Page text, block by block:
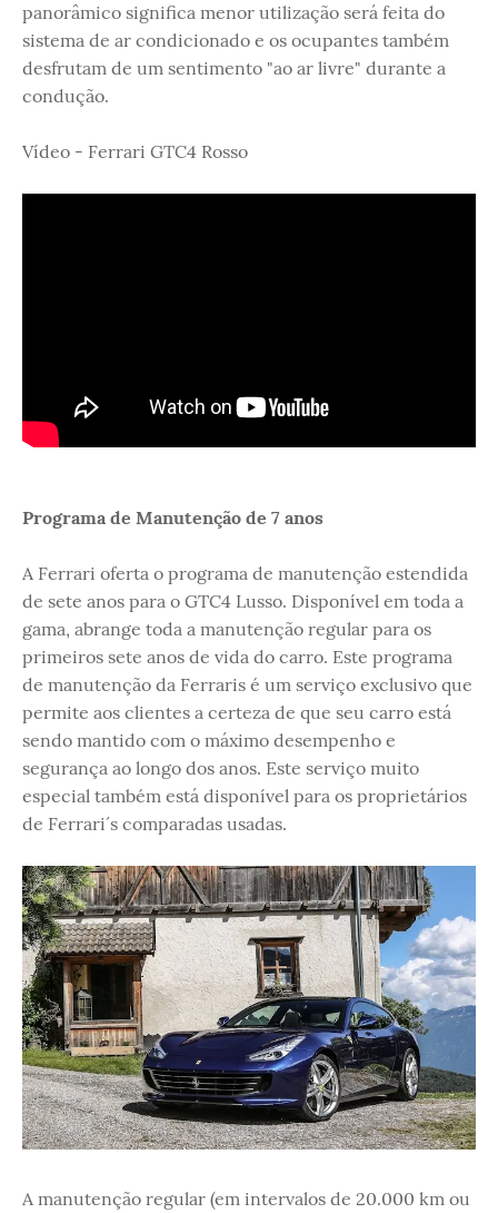
panorâmico significa menor utilização será feita do
sistema de ar condicionado e os ocupantes também
desfrutam de um sentimento "ao ar livre" durante a
condução.
Vídeo - Ferrari GTC4 Rosso
Programa de Manutenção de 7 anos
A Ferrari oferta o programa de manutenção estendida
de sete anos para o GTC4 Lusso. Disponível em toda a
gama, abrange toda a manutenção regular para os
primeiros sete anos de vida do carro. Este programa
de manutenção da Ferraris é um serviço exclusivo que
permite aos clientes a certeza de que seu carro está
sendo mantido com o máximo desempenho e
segurança ao longo dos anos. Este serviço muito
especial também está disponível para os proprietários
de Ferrari´s comparadas usadas.
A manutenção regular (em intervalos de 20.000 km ou